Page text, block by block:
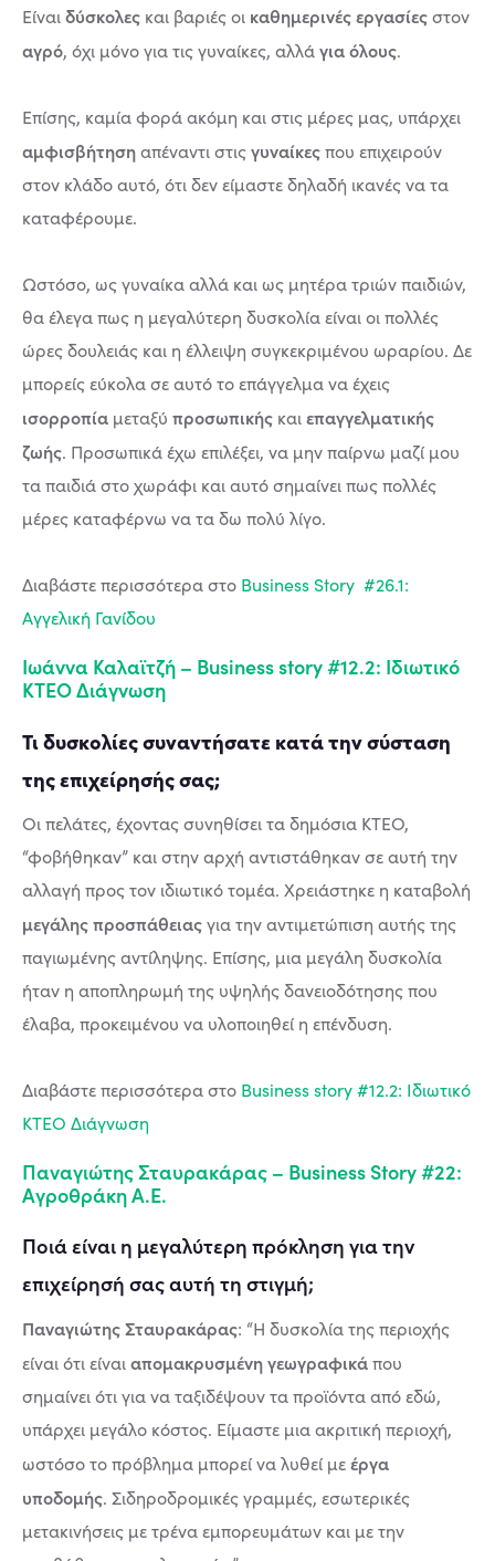
Είναιδύσκολες και βαριές οι καθημερινές εργασίεςστον
αγρό, όχι μόνο για τις γυναίκες, αλλάγια όλους.
Επίσης, καμία φορά ακόμη και στις μέρες μας, υπάρχει
αμφισβήτησηαπέναντι στιςγυναίκεςπου επιχειρούν
στον κλάδο αυτό, ότι δεν είμαστε δηλαδή ικανές να τα
καταφέρουμε.
Ωστόσο, ως γυναίκα αλλά και ως μητέρα τριών παιδιών,
θα έλεγα πως η μεγαλύτερη δυσκολία είναι οι πολλές
ώρες δουλειάς και η έλλειψη συγκεκριμένου ωραρίου. Δε
μπορείς εύκολα σε αυτό το επάγγελμα να έχεις
ισορροπία μεταξύ προσωπικής καιεπαγγελματικής
ζωής. Προσωπικά έχω επιλέξει, να μην παίρνω μαζί μου
τα παιδιά στο χωράφι και αυτό σημαίνει πως πολλές
μέρες καταφέρνω να τα δω πολύ λίγο.
Διαβάστε περισσότερα στο Business Story #26.1:
Αγγελική Γανίδου
Ιωάννα Καλαϊτζή – Business story #12.2: Ιδιωτικό
ΚΤΕΟ Διάγνωση
Τι δυσκολίες συναντήσατε κατά την σύσταση
της επιχείρησής σας;
Οι πελάτες, έχοντας συνηθίσει τα δημόσια ΚΤΕΟ,
“φοβήθηκαν” και στην αρχή αντιστάθηκαν σε αυτή την
αλλαγή προς τον ιδιωτικό τομέα. Χρειάστηκε η καταβολή
μεγάλης προσπάθειαςγια την αντιμετώπιση αυτής της
παγιωμένης αντίληψης. Επίσης, μια μεγάλη δυσκολία
ήταν η αποπληρωμή της υψηλής δανειοδότησης που
έλαβα, προκειμένου να υλοποιηθεί η επένδυση.
Διαβάστε περισσότερα στο Business story #12.2: Ιδιωτικό
ΚΤΕΟ Διάγνωση
Παναγιώτης Σταυρακάρας – Business Story #22:
Αγροθράκη Α.Ε.
Ποιά είναι η μεγαλύτερη πρόκληση για την
επιχείρησή σας αυτή τη στιγμή;
Παναγιώτης Σταυρακάρας: “Η δυσκολία της περιοχής
είναι ότι είναιαπομακρυσμένη γεωγραφικάπου
σημαίνει ότι για να ταξιδέψουν τα προϊόντα από εδώ,
υπάρχει μεγάλο κόστος. Είμαστε μια ακριτική περιοχή,
ωστόσο το πρόβλημα μπορεί να λυθεί μεέργα
υποδομής. Σιδηροδρομικές γραμμές, εσωτερικές
μετακινήσεις με τρένα εμπορευμάτων και με την